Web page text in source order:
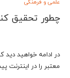
علمی و فرهنگی
چطور تحقیق
در ادامه خواهید
معتبر را در اینترنت